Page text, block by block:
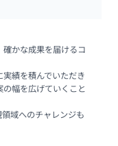
かな成果を届けるコ
績を積んでいただき
幅を広げていくこと
域へのチャレンジも